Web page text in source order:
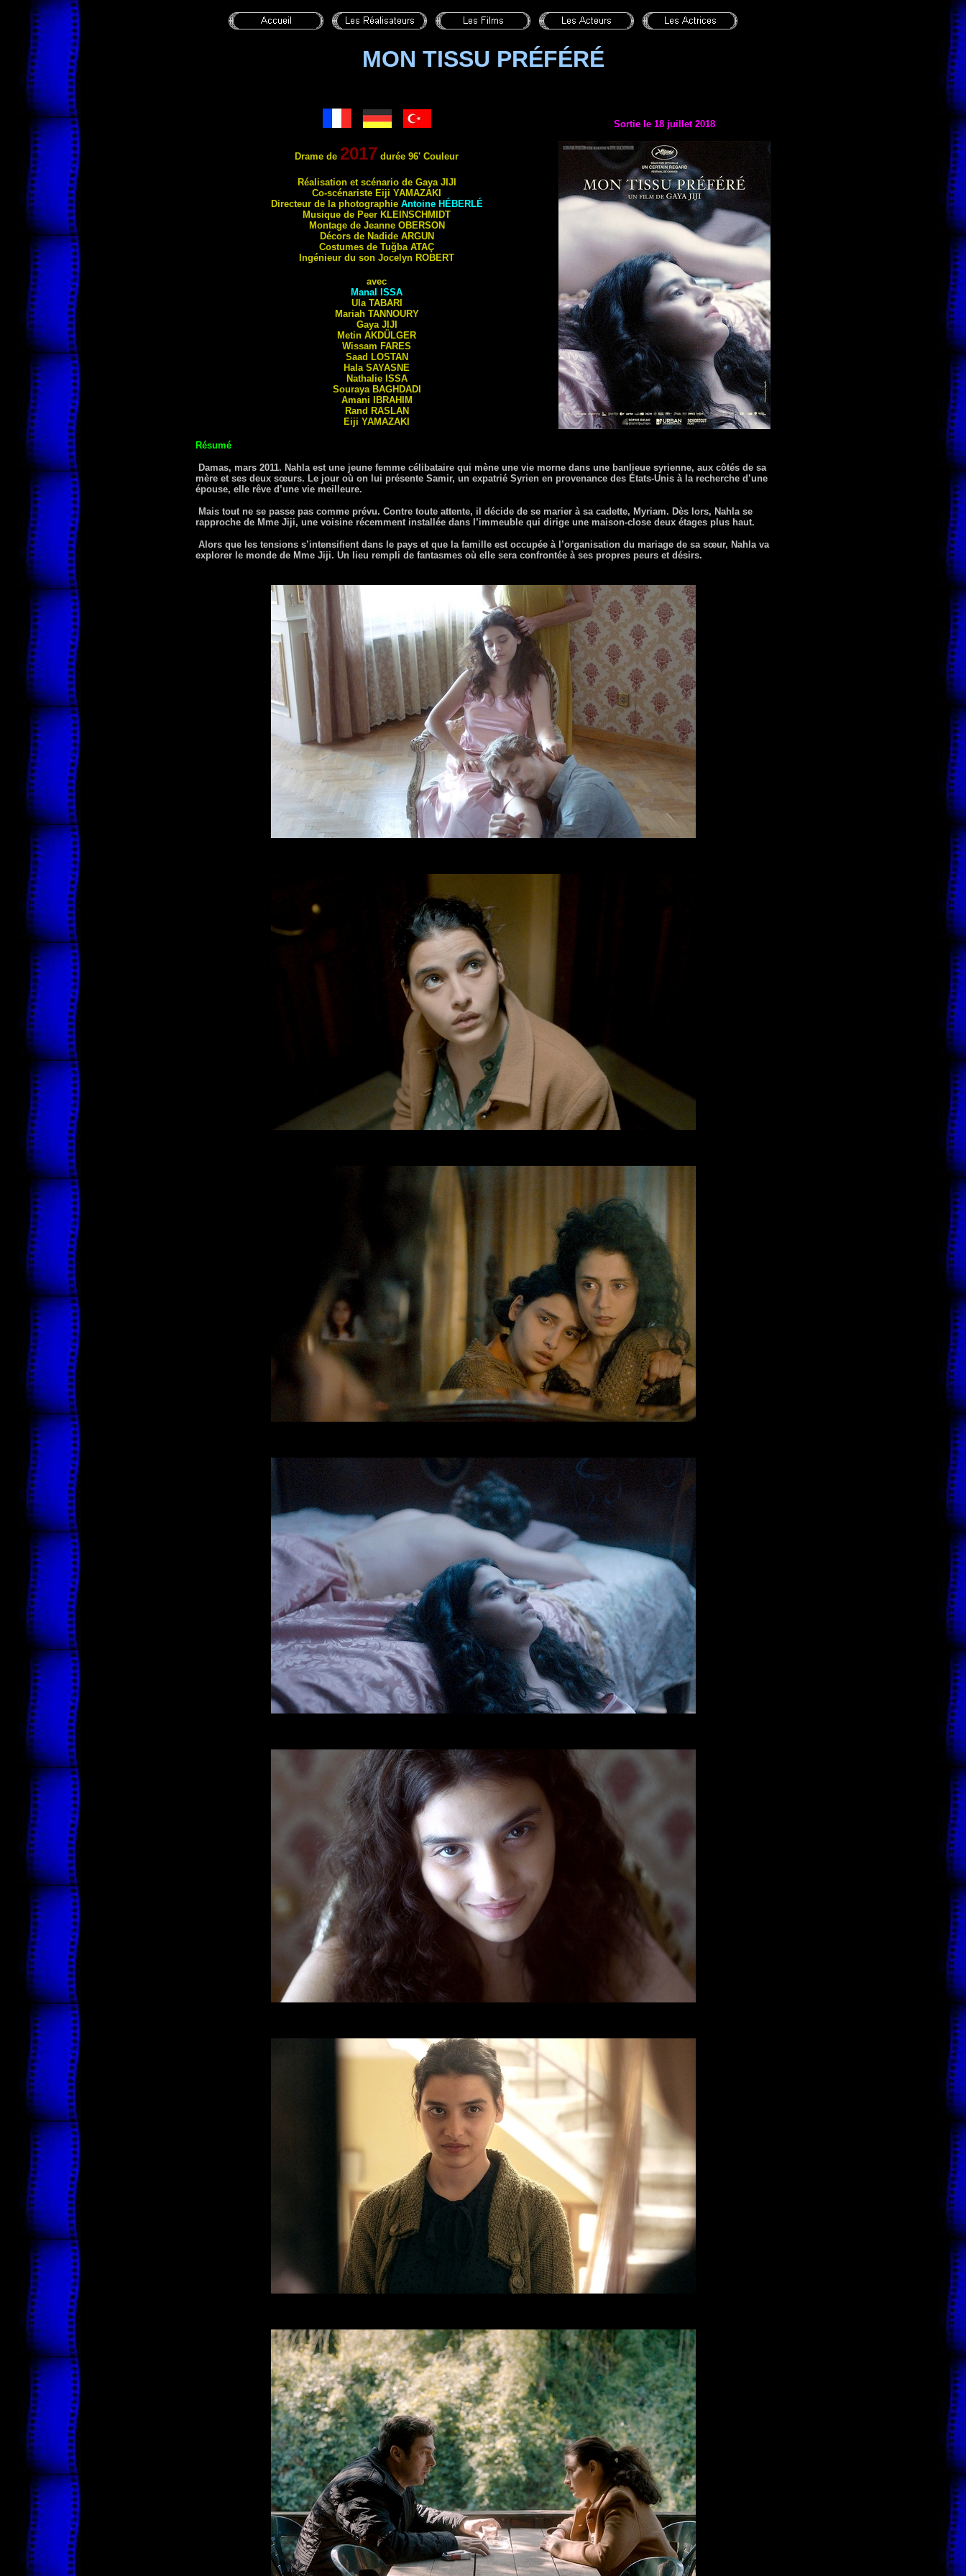
MON TISSU PRÉFÉRÉ
Drame de 2017 durée 96' Couleur
Réalisation et scénario de Gaya JIJI
Co-scénariste Eiji YAMAZAKI
Directeur de la photographie Antoine HÉBERLÉ
Musique de Peer KLEINSCHMIDT
Montage de Jeanne OBERSON
Décors de Nadide ARGUN
Costumes de Tuğba ATAÇ
Ingénieur du son Jocelyn ROBERT
avec
Manal
ISSA
Ula TABARI
Mariah TANNOURY
Gaya JIJI
Metin AKDÜLGER
Wissam FARES
Saad LOSTAN
Hala SAYASNE
Nathalie ISSA
Souraya BAGHDADI
Amani
IBRAHIM
Rand RASLAN
Eiji YAMAZAKI
Sortie le 18 juillet 2018
Résumé
Damas, mars 2011. Nahla est une jeune femme célibataire qui mène une vie morne dans une banlieue syrienne, aux côtés de sa
mère et ses deux sœurs. Le jour où on lui présente Samir, un expatrié Syrien en provenance des États-Unis à la recherche d’une
épouse, elle rêve d’une vie meilleure.
Mais tout ne se passe pas comme prévu. Contre toute attente, il décide de se marier à sa cadette, Myriam. Dès lors, Nahla se
rapproche de Mme Jiji, une voisine récemment installée dans l’immeuble qui dirige une maison-close deux étages plus haut.
Alors que les tensions s’intensifient dans le pays et que la famille est occupée à l’organisation du mariage de sa sœur, Nahla va
explorer le monde de Mme Jiji. Un lieu rempli de fantasmes où elle sera confrontée à ses propres peurs et désirs.